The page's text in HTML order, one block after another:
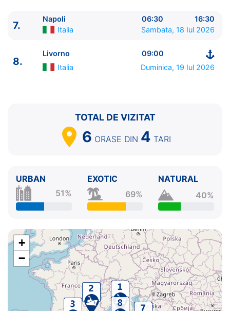
Barcelona
08:00 - 18:00
4.
Zi de navigare
0:00 - 0:00
6.
Palermo, Sicilia
09:00 - 18:00
7. Napoli Italia
7.
Napoli 06:30
16:30
Italia
Sambata, 18 Iul 2026
8.
Livorno
09:00
Italia
Duminica, 19 Iul 2026
TOTAL DE VIZITAT
6 ORASE DIN 4 TARI
URBAN
51%
EXOTIC
69%
NATURAL
40%
+
−